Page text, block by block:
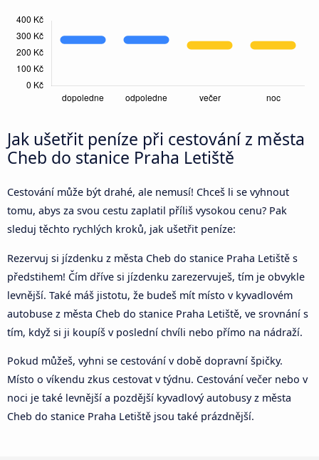
Jak ušetřit peníze při cestování z města
Cheb do stanice Praha Letiště
Cestování může být drahé, ale nemusí! Chceš li se vyhnout
tomu, abys za svou cestu zaplatil příliš vysokou cenu? Pak
sleduj těchto rychlých kroků, jak ušetřit peníze:
Rezervuj si jízdenku z města Cheb do stanice Praha Letiště s
předstihem! Čím dříve si jízdenku zarezervuješ, tím je obvykle
levnější. Také máš jistotu, že budeš mít místo v kyvadlovém
autobuse z města Cheb do stanice Praha Letiště, ve srovnání s
tím, když si ji koupíš v poslední chvíli nebo přímo na nádraží.
Pokud můžeš, vyhni se cestování v době dopravní špičky.
Místo o víkendu zkus cestovat v týdnu. Cestování večer nebo v
noci je také levnější a pozdější kyvadlový autobusy z města
Cheb do stanice Praha Letiště jsou také prázdnější.